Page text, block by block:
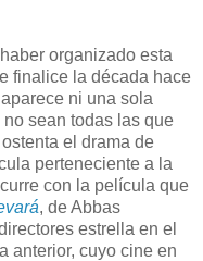
organizado esta
finalice la década hace
ni una sola
sean todas las que
el drama de
perteneciente a la
con la película que
, de Abbas
estrella en el
anterior, cuyo cine en